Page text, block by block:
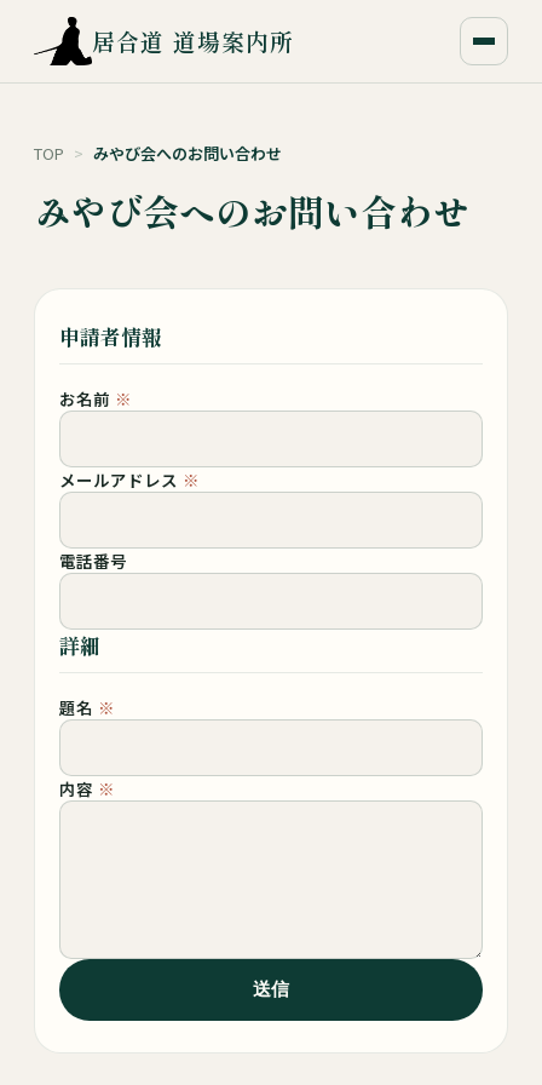
居合道 道場案内所
TOP > みやび会へのお問い合わせ
みやび会へのお問い合わせ
申請者情報
お名前 ※
メールアドレス ※
電話番号
詳細
題名 ※
内容 ※
送信